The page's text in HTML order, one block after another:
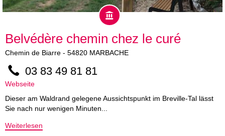
Belvédère chemin chez le curé
Chemin de Biarre - 54820 MARBACHE
03 83 49 81 81
Webseite
Dieser am Waldrand gelegene Aussichtspunkt im Breville-Tal lässt
Sie nach nur wenigen Minuten...
Weiterlesen